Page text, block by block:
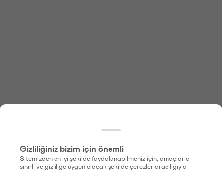
Gizliliğiniz bizim için önemli
Sitemizden en iyi şekilde faydalanabilmeniz için, amaçlarla
sınırlı ve gizliliğe uygun olacak şekilde çerezler aracılığıyla